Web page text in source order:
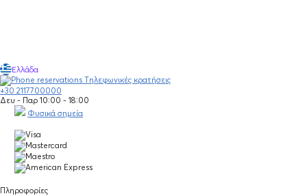
Ελλάδα
Τηλεφωνικές κρατήσεις
+30 2117700000
Δευ - Παρ 10:00 - 18:00
Φυσικά σημεία
Πληροφορίες